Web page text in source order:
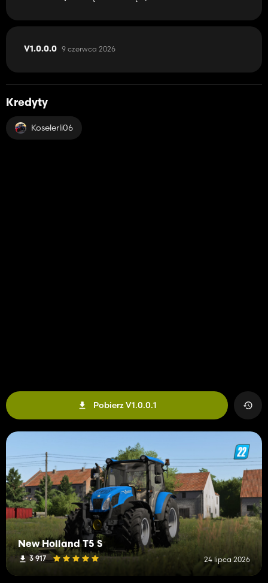
V1.0.0.0 9 czerwca 2026
Kredyty
Koselerli06
Pobierz V1.0.0.1
New Holland T5 S
3 917 24 lipca 2026